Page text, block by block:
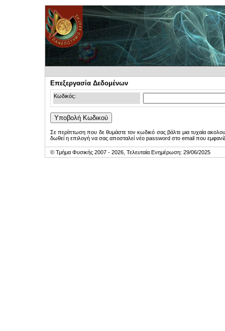
Επεξεργασία Δεδομένων
Κωδικός:
Σε περίπτωση που δε θυμάστε τον κωδικό σας βάλτε μια τυχαία
δωθεί η επιλογή να σας αποσταλεί νέο password στο email που
© Τμήμα Φυσικής 2007 - 2026, Τελευταία Ενημέρωση: 29/06/2025